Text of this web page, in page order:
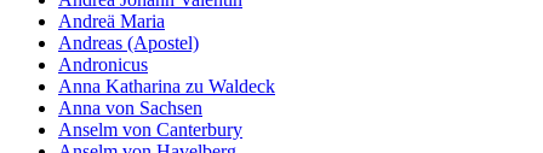
Andreä Maria
Andreas (Apostel)
Andronicus
Anna Katharina zu Waldeck
Anna von Sachsen
Anselm von Canterbury